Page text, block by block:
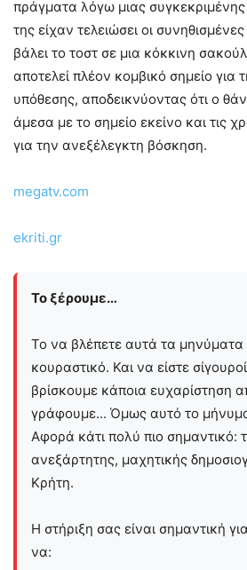
πράγματα λόγω μιας συγκεκριμένης
της είχαν τελειώσει οι
βάλει το τοστ σε μια κόκκινη
αποτελεί πλέον κομβικό σημείο για
υπόθεσης, αποδεικνύοντας ότι ο
άμεσα με το σημείο εκείνο και τις
για την ανεξέλεγκτη βόσκηση.
megatv.com
ekriti.gr
Το ξέρουμε…
Το να βλέπετε αυτά τα μηνύματα
κουραστικό. Και να είστε
βρίσκουμε κάποια ευχαρίστηση
γράφουμε... Όμως αυτό το
Αφορά κάτι πολύ πιο σημαντικό:
ανεξάρτητης, μαχητικής
Kρήτη.
Η στήριξη σας είναι σημαντική
να: